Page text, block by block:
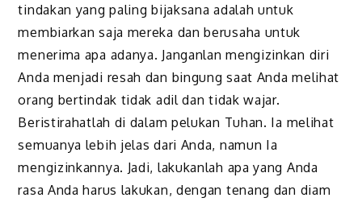
tindakan yang paling bijaksana adalah untuk
membiarkan saja mereka dan berusaha untuk
menerima apa adanya. Janganlan mengizinkan diri
Anda menjadi resah dan bingung saat Anda melihat
orang bertindak tidak adil dan tidak wajar.
Beristirahatlah di dalam pelukan Tuhan. Ia melihat
semuanya lebih jelas dari Anda, namun Ia
mengizinkannya. Jadi, lakukanlah apa yang Anda
rasa Anda harus lakukan, dengan tenang dan diam